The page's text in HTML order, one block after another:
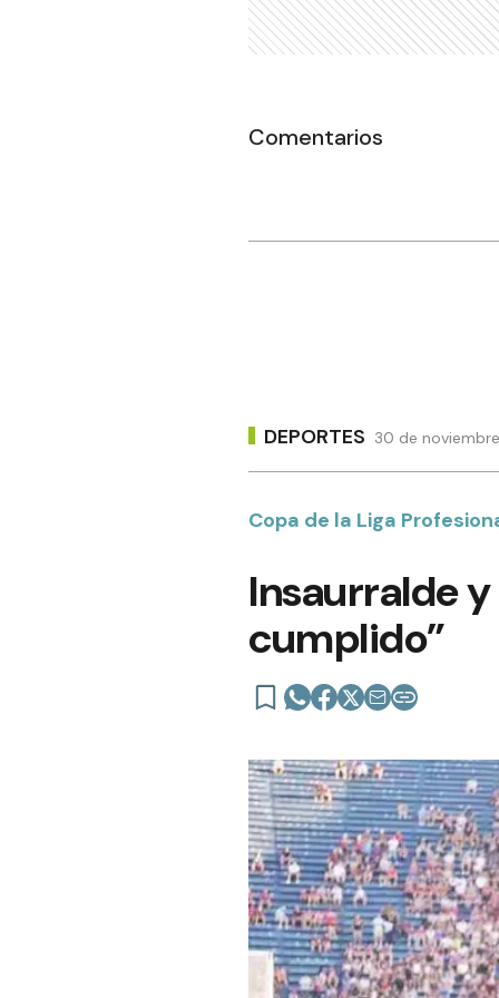
Comentarios
DEPORTES 30 de
Copa de la Liga
Insaurralde
cumplido”